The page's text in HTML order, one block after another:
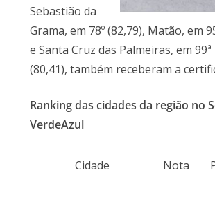
Sebastião da
Grama, em 78º (82,79), Matão, em
e Santa Cruz das Palmeiras, em 99ª
(80,41), também receberam a
Ranking das cidades da região no
VerdeAzul
Cidade Nota